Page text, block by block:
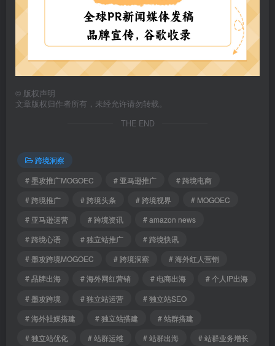
© 版权声明
文章版权归作者所有，未经允许请勿转载。
THE END
跨境洞察
# 墨攻推广MOGOEC
# 亚马逊推广
# 跨境电商
# 跨境推广
# 跨境头条 # 跨境视界
# MOGOEC
# 亚马逊运营
# 跨境资讯
# amazon news
# 跨境心语
# 独立站推广
# 跨境快讯
# 墨攻跨境MOGOEC
# 跨境洞察
# 海外红人营销
# 品牌出海
# 海外网红营销 # 电商出海
# 个人IP出海
# 墨攻跨境
# 独立站运营
# 独立站SEO
# 海外社媒搭建
# 独立站搭建
# 站群搭建
# 独立站优化
# 站群运维 # 站群出海
# 站群业务增长